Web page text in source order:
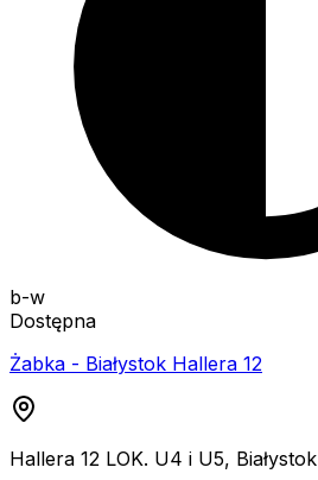
b-w
Dostępna
Żabka - Białystok Hallera 12
Hallera 12 LOK. U4 i U5, Białystok